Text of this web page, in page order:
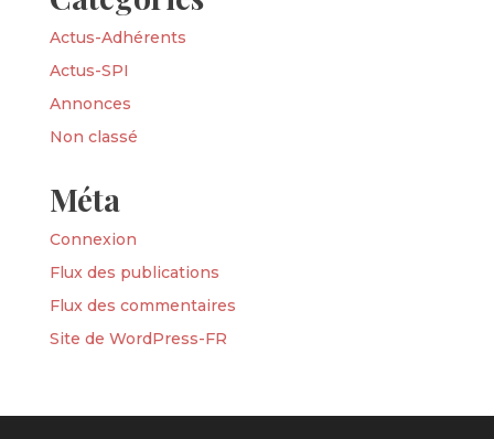
Actus-Adhérents
Actus-SPI
Annonces
Non classé
Méta
Connexion
Flux des publications
Flux des commentaires
Site de WordPress-FR